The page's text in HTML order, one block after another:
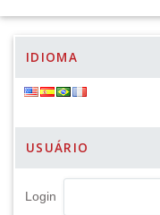
IDIOMA
USUÁRIO
Login